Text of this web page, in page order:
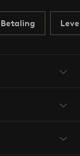
Betaling